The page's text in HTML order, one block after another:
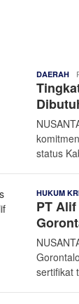
DAERAH
status
HUKUM
PT
sertifikat